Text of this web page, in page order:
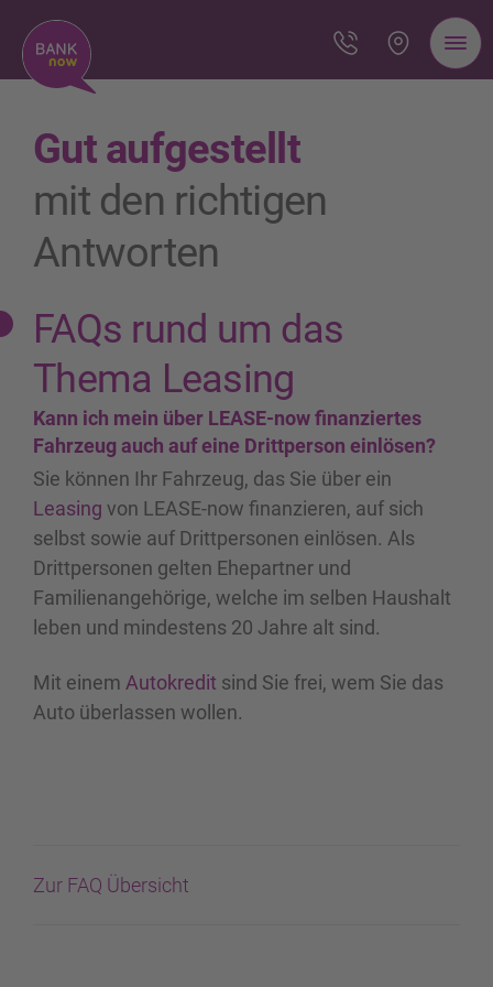
Gut aufgestellt
mit den richtigen
Antworten
FAQs rund um das
Thema Leasing
Kann ich mein über LEASE-now finanziertes
Fahrzeug auch auf eine Drittperson einlösen?
Sie können Ihr Fahrzeug, das Sie über ein
Leasing von LEASE-now finanzieren, auf sich
selbst sowie auf Drittpersonen einlösen. Als
Drittpersonen gelten Ehepartner und
Familienangehörige, welche im selben Haushalt
leben und mindestens 20 Jahre alt sind.
Mit einem Autokredit sind Sie frei, wem Sie das
Auto überlassen wollen.
Zur FAQ Übersicht